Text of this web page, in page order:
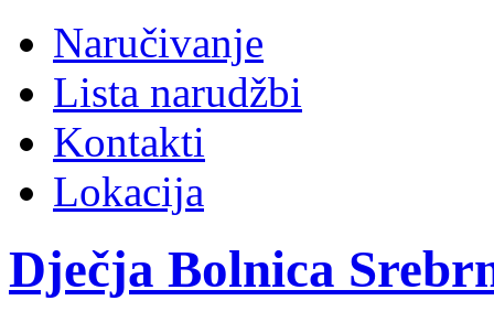
Naručivanje
Lista narudžbi
Kontakti
Lokacija
Dječja Bolnica